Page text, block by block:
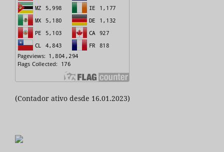
(Contador ativo desde 16.01.2023)